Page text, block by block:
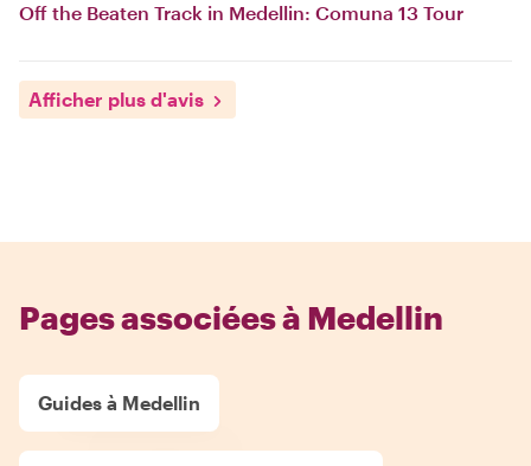
Off the Beaten Track in Medellin: Comuna 13 Tour
Afficher plus d'avis
Pages associées à Medellin
Guides à Medellin